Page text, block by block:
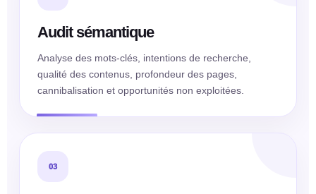
Audit sémantique
Analyse des mots-clés, intentions de recherche,
qualité des contenus, profondeur des pages,
cannibalisation et opportunités non exploitées.
03